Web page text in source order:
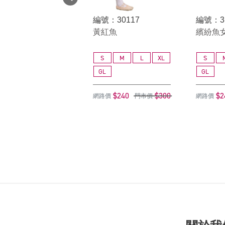
編號：30117
黃紅魚
S M L
XL
GL
網路價 $240 門市價 $300
編號：
繽紛魚
S
GL
網路價